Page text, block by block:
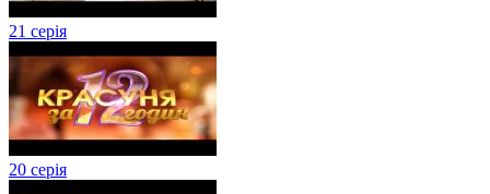
21 серія
20 серія